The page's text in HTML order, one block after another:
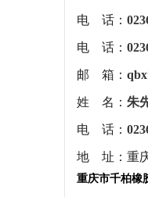
电 话：
电 话：
邮 箱：
姓 名： 朱
电 话：
地 址： 重
重庆市千柏橡